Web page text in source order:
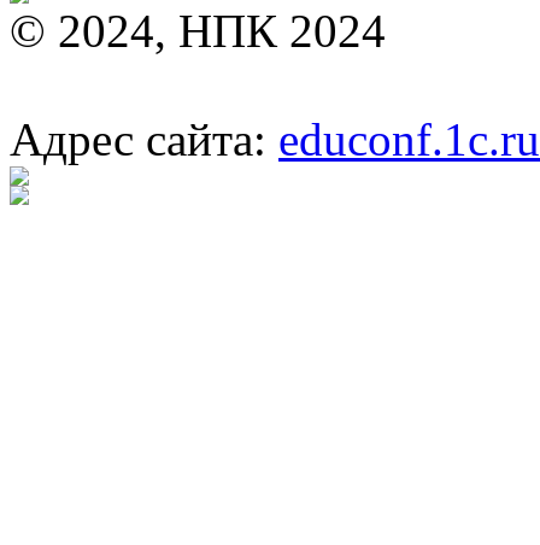
© 2024, НПК 2024
Адрес сайта: educonf.1c.ru